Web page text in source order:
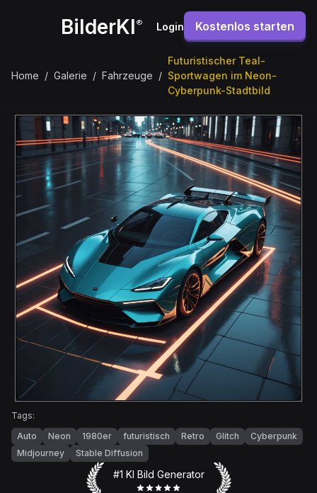
BilderKI® Login Kostenlos starten
Home / Galerie / Fahrzeuge /
Futuristischer Teal-
Sportwagen im Neon-
Cyberpunk-Stadtbild
Tags:
Auto
Neon 1980er futuristisch Retro Glitch
Cyberpunk
Midjourney
Stable Diffusion
#1 KI Bild Generator